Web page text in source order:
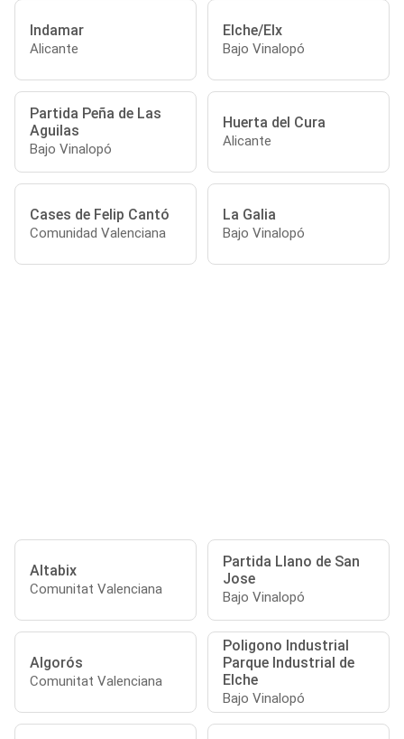
Indamar
Alicante
Elche/Elx
Bajo Vinalopó
Partida Peña de Las
Aguilas
Bajo Vinalopó
Huerta del Cura
Alicante
Cases de Felip Cantó
Comunidad Valenciana
La Galia
Bajo Vinalopó
Altabix
Comunitat Valenciana
Partida Llano de San
Jose
Bajo Vinalopó
Algorós
Comunitat Valenciana
Poligono Industrial
Parque Industrial de
Elche
Bajo Vinalopó